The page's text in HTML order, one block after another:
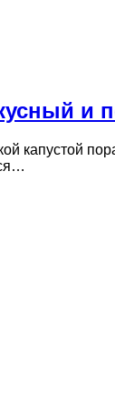
и
капустой